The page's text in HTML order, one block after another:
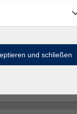
Kneipp - Mehr
und schließen